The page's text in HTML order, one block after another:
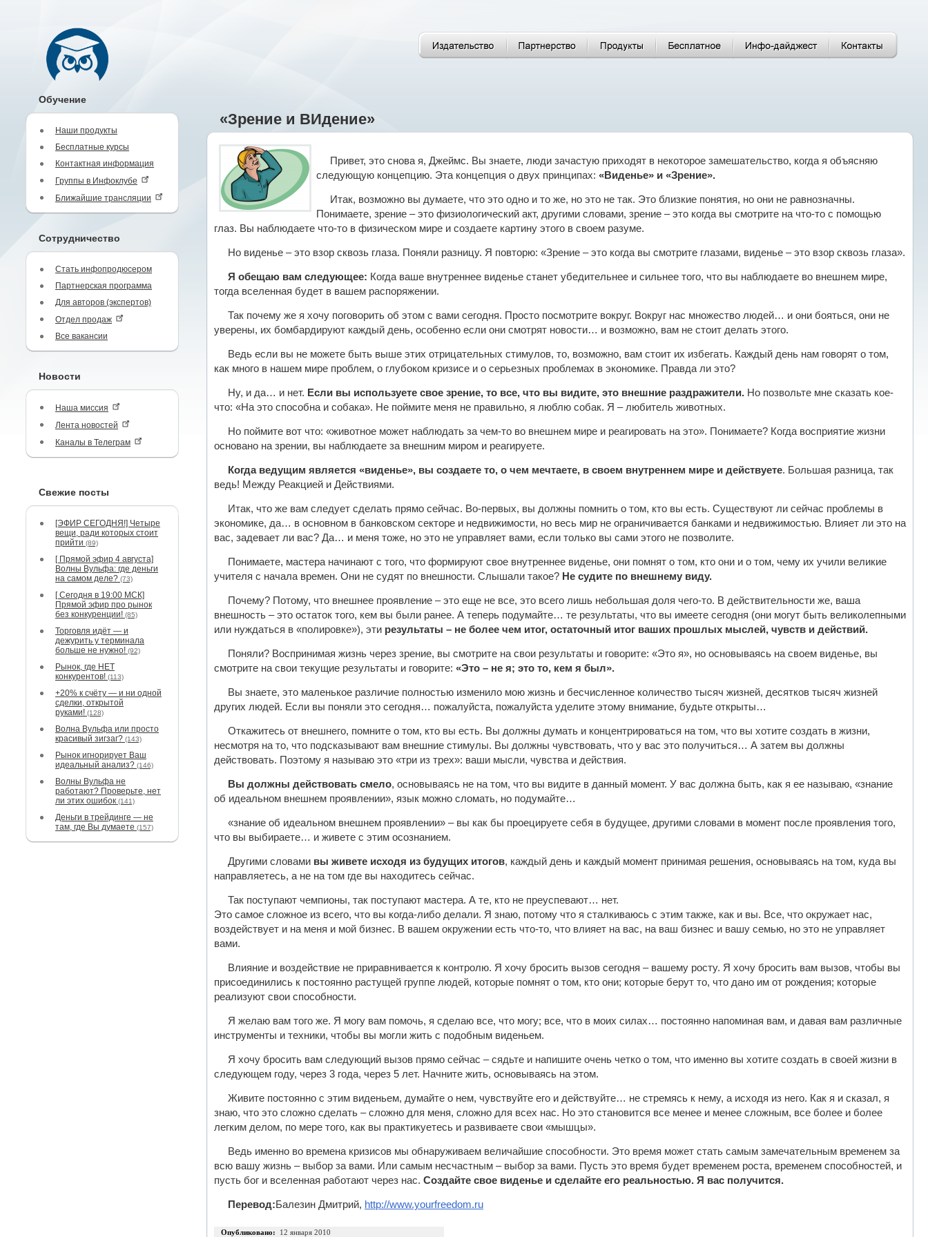
Обучение
Наши продукты
Бесплатные курсы
Контактная информация
Группы в Инфоклубе
Ближайшие трансляции
Сотрудничество
Стать инфопродюсером
Партнерская программа
Для авторов (экспертов)
Отдел продаж
Все вакансии
Новости
Наша миссия
Лента новостей
Каналы в Телеграм
Свежие посты
[ЭФИР СЕГОДНЯ!] Четыре
вещи, ради которых стоит
прийти (89)
[ Прямой эфир 4 августа]
Волны Вульфа: где деньги
на самом деле? (73)
[ Сегодня в 19:00 МСК]
Прямой эфир про рынок
без конкуренции! (85)
Торговля идёт — и
дежурить у терминала
больше не нужно! (92)
Рынок, где НЕТ
конкурентов! (113)
+20% к счёту — и ни одной
сделки, открытой
руками! (128)
Волна Вульфа или просто
красивый зигзаг? (143)
Рынок игнорирует Ваш
идеальный анализ? (146)
Волны Вульфа не
работают? Проверьте, нет
ли этих ошибок (141)
Деньги в трейдинге — не
там, где Вы думаете (157)
«Зрение и ВИдение»
Привет, это снова я, Джеймс. Вы знаете, люди зачастую приходят в некоторое замешательство, когда я объясняю
следующую концепцию. Эта концепция о двух принципах: «Виденье» и «Зрение».
Итак, возможно вы думаете, что это одно и то же, но это не так. Это близкие понятия, но они не равнозначны.
Понимаете, зрение – это физиологический акт, другими словами, зрение – это когда вы смотрите на что-то с помощью
глаз. Вы наблюдаете что-то в физическом мире и создаете картину этого в своем разуме.
Но виденье – это взор сквозь глаза. Поняли разницу. Я повторю: «Зрение – это когда вы смотрите глазами, виденье – это взор сквозь глаза».
Я обещаю вам следующее: Когда ваше внутреннее виденье станет убедительнее и сильнее того, что вы наблюдаете во внешнем мире,
тогда вселенная будет в вашем распоряжении.
Так почему же я хочу поговорить об этом с вами сегодня. Просто посмотрите вокруг. Вокруг нас множество людей… и они бояться, они не
уверены, их бомбардируют каждый день, особенно если они смотрят новости… и возможно, вам не стоит делать этого.
Ведь если вы не можете быть выше этих отрицательных стимулов, то, возможно, вам стоит их избегать. Каждый день нам говорят о том,
как много в нашем мире проблем, о глубоком кризисе и о серьезных проблемах в экономике. Правда ли это?
Ну, и да… и нет. Если вы используете свое зрение, то все, что вы видите, это внешние раздражители. Но позвольте мне сказать кое-
что: «На это способна и собака». Не поймите меня не правильно, я люблю собак. Я – любитель животных.
Но поймите вот что: «животное может наблюдать за чем-то во внешнем мире и реагировать на это». Понимаете? Когда восприятие жизни
основано на зрении, вы наблюдаете за внешним миром и реагируете.
Когда ведущим является «виденье», вы создаете то, о чем мечтаете, в своем внутреннем мире и действуете. Большая разница, так
ведь! Между Реакцией и Действиями.
Итак, что же вам следует сделать прямо сейчас. Во-первых, вы должны помнить о том, кто вы есть. Существуют ли сейчас проблемы в
экономике, да… в основном в банковском секторе и недвижимости, но весь мир не ограничивается банками и недвижимостью. Влияет ли это на
вас, задевает ли вас? Да… и меня тоже, но это не управляет вами, если только вы сами этого не позволите.
Понимаете, мастера начинают с того, что формируют свое внутреннее виденье, они помнят о том, кто они и о том, чему их учили великие
учителя с начала времен. Они не судят по внешности. Слышали такое? Не судите по внешнему виду.
Почему? Потому, что внешнее проявление – это еще не все, это всего лишь небольшая доля чего-то. В действительности же, ваша
внешность – это остаток того, кем вы были ранее. А теперь подумайте… те результаты, что вы имеете сегодня (они могут быть великолепными
или нуждаться в «полировке»), эти результаты – не более чем итог, остаточный итог ваших прошлых мыслей, чувств и действий.
Поняли? Воспринимая жизнь через зрение, вы смотрите на свои результаты и говорите: «Это я», но основываясь на своем виденье, вы
смотрите на свои текущие результаты и говорите: «Это – не я; это то, кем я был».
Вы знаете, это маленькое различие полностью изменило мою жизнь и бесчисленное количество тысяч жизней, десятков тысяч жизней
других людей. Если вы поняли это сегодня… пожалуйста, пожалуйста уделите этому внимание, будьте открыты…
Откажитесь от внешнего, помните о том, кто вы есть. Вы должны думать и концентрироваться на том, что вы хотите создать в жизни,
несмотря на то, что подсказывают вам внешние стимулы. Вы должны чувствовать, что у вас это получиться… А затем вы должны
действовать. Поэтому я называю это «три из трех»: ваши мысли, чувства и действия.
Вы должны действовать смело, основываясь не на том, что вы видите в данный момент. У вас должна быть, как я ее называю, «знание
об идеальном внешнем проявлении», язык можно сломать, но подумайте…
«знание об идеальном внешнем проявлении» – вы как бы проецируете себя в будущее, другими словами в момент после проявления того,
что вы выбираете… и живете с этим осознанием.
Другими словами вы живете исходя из будущих итогов, каждый день и каждый момент принимая решения, основываясь на том, куда вы
направляетесь, а не на том где вы находитесь сейчас.
Так поступают чемпионы, так поступают мастера. А те, кто не преуспевают… нет.
Это самое сложное из всего, что вы когда-либо делали. Я знаю, потому что я сталкиваюсь с этим также, как и вы. Все, что окружает нас,
воздействует и на меня и мой бизнес. В вашем окружении есть что-то, что влияет на вас, на ваш бизнес и вашу семью, но это не управляет
вами.
Влияние и воздействие не приравнивается к контролю. Я хочу бросить вызов сегодня – вашему росту. Я хочу бросить вам вызов, чтобы вы
присоединились к постоянно растущей группе людей, которые помнят о том, кто они; которые берут то, что дано им от рождения; которые
реализуют свои способности.
Я желаю вам того же. Я могу вам помочь, я сделаю все, что могу; все, что в моих силах… постоянно напоминая вам, и давая вам различные
инструменты и техники, чтобы вы могли жить с подобным виденьем.
Я хочу бросить вам следующий вызов прямо сейчас – сядьте и напишите очень четко о том, что именно вы хотите создать в своей жизни в
следующем году, через 3 года, через 5 лет. Начните жить, основываясь на этом.
Живите постоянно с этим виденьем, думайте о нем, чувствуйте его и действуйте… не стремясь к нему, а исходя из него. Как я и сказал, я
знаю, что это сложно сделать – сложно для меня, сложно для всех нас. Но это становится все менее и менее сложным, все более и более
легким делом, по мере того, как вы практикуетесь и развиваете свои «мышцы».
Ведь именно во времена кризисов мы обнаруживаем величайшие способности. Это время может стать самым замечательным временем за
всю вашу жизнь – выбор за вами. Или самым несчастным – выбор за вами. Пусть это время будет временем роста, временем способностей, и
пусть бог и вселенная работают через нас. Создайте свое виденье и сделайте его реальностью. Я вас получится.
Перевод:Балезин Дмитрий, http://www.yourfreedom.ru
Опубликовано: 12 января 2010